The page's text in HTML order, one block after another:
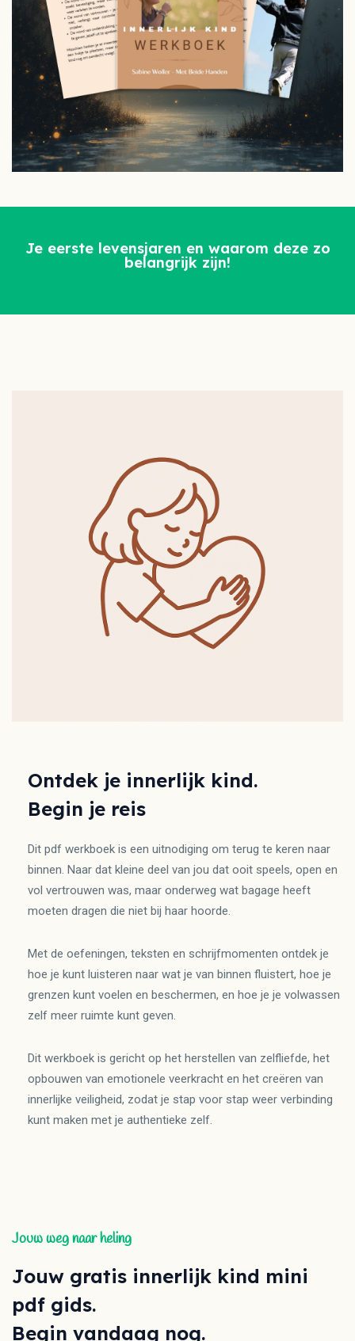
Je eerste levensjaren en waarom deze zo
belangrijk zijn!
Ontdek je innerlijk kind.
Begin je reis
Dit pdf werkboek is een uitnodiging om terug te keren naar
binnen. Naar dat kleine deel van jou dat ooit speels, open en
vol vertrouwen was, maar onderweg wat bagage heeft
moeten dragen die niet bij haar hoorde.
Met de oefeningen, teksten en schrijfmomenten ontdek je
hoe je kunt luisteren naar wat je van binnen fluistert, hoe je
grenzen kunt voelen en beschermen, en hoe je je volwassen
zelf meer ruimte kunt geven.
Dit werkboek is gericht op het herstellen van zelfliefde, het
opbouwen van emotionele veerkracht en het creëren van
innerlijke veiligheid, zodat je stap voor stap weer verbinding
kunt maken met je authentieke zelf.
Jouw weg naar heling
Jouw gratis innerlijk kind mini
pdf gids.
Begin vandaag nog.